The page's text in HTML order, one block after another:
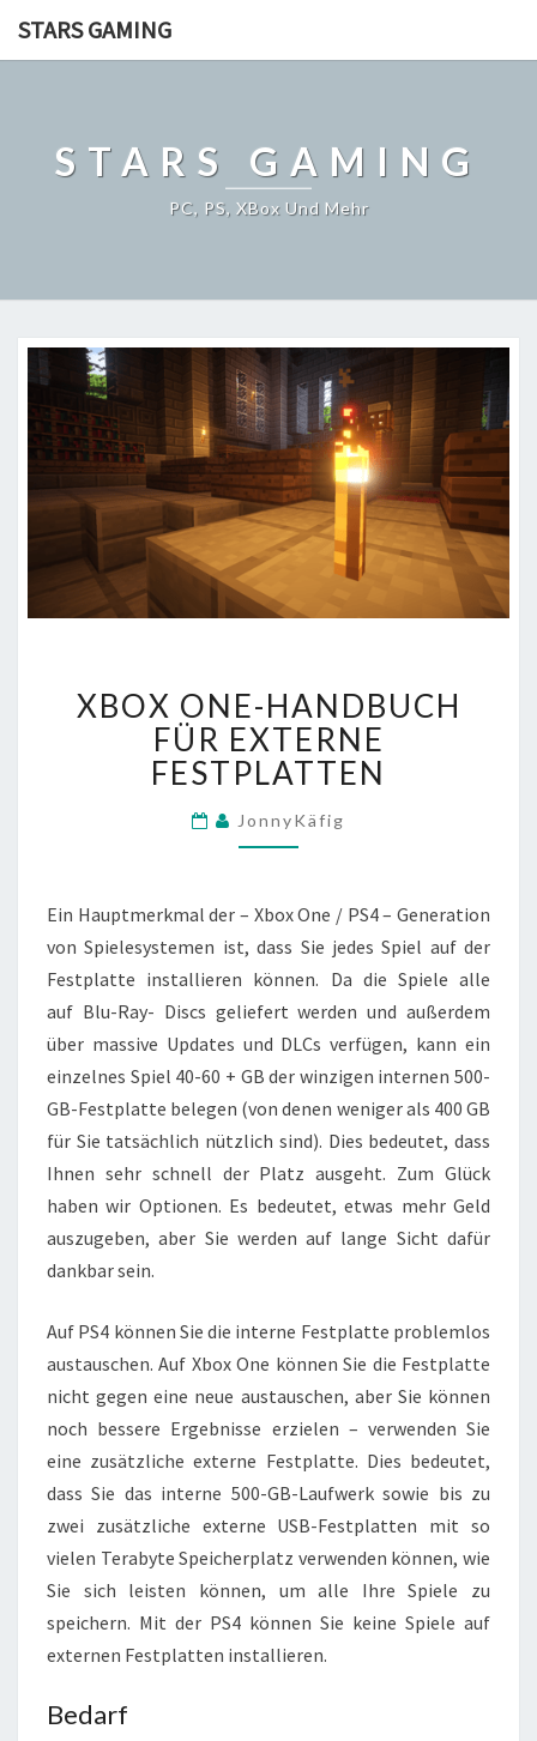
STARS GAMING
STARS GAMING
PC, PS, XBox Und Mehr
ONE-
HANDBUCH
FÜR
EXTERNE
FESTPLATTEN
XBOX ONE-HANDBUCH
FÜR EXTERNE
FESTPLATTEN
JonnyKäfig
Ein Hauptmerkmal der – Xbox One / PS4– Generation
von Spielesystemen ist, dass Sie jedes Spiel auf der
Festplatte installieren können. Da die Spiele alle
auf Blu-Ray- Discs geliefert werden und außerdem
über massive Updates und DLCs verfügen, kann ein
einzelnes Spiel 40-60 + GB der winzigen internen 500-
GB-Festplatte belegen (von denen weniger als 400 GB
für Sie tatsächlich nützlich sind). Dies bedeutet, dass
Ihnen sehr schnell der Platz ausgeht. Zum Glück
haben wir Optionen. Es bedeutet, etwas mehr Geld
auszugeben, aber Sie werden auf lange Sicht dafür
dankbar sein.
Auf PS4 können Sie die interne Festplatte problemlos
austauschen. Auf Xbox One können Sie die Festplatte
nicht gegen eine neue austauschen, aber Sie können
noch bessere Ergebnisse erzielen – verwenden Sie
eine zusätzliche externe Festplatte. Dies bedeutet,
dass Sie das interne 500-GB-Laufwerk sowie bis zu
zwei zusätzliche externe USB-Festplatten mit so
vielen Terabyte Speicherplatz verwenden können, wie
Sie sich leisten können, um alle Ihre Spiele zu
speichern. Mit der PS4 können Sie keine Spiele auf
externen Festplatten installieren.
Bedarf